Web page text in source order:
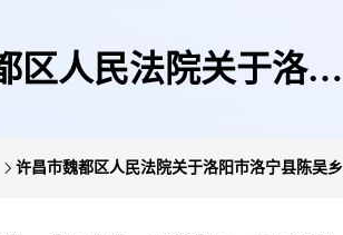
区人民法院关于洛阳
许昌市魏都区人民法院关于洛阳市洛宁县陈吴